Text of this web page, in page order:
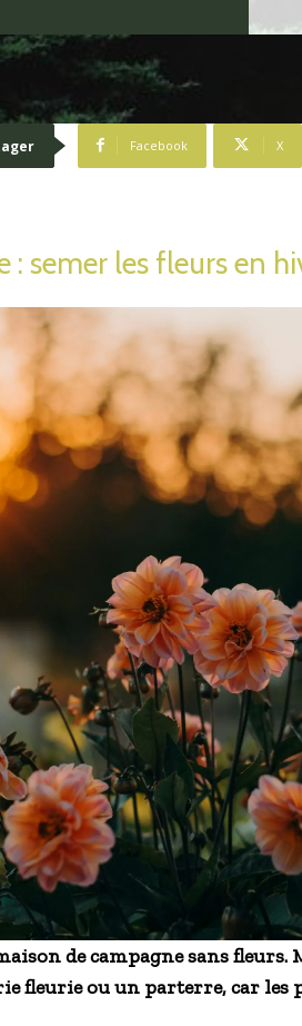
Facebook X
: semer les fleurs en
de campagne sans
fleurie ou un parterre, car